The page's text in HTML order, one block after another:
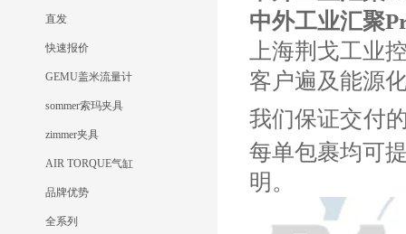
直发
快速报价
GEMU盖米流量计
sommer索玛夹具
zimmer夹具
AIR TORQUE气缸
品牌优势
全系列
中外工业汇聚
上海荆戈工业
客户遍及能源
我们保证交付
每单包裹均可
明。